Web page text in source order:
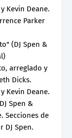
Kevin Deane.
Parker
(DJ Spen &
arreglado y
Dicks.
Kevin Deane.
Spen &
Secciones de
DJ Spen.